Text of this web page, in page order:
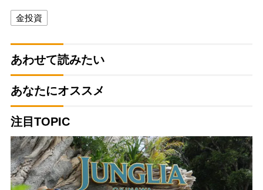
金投資
あわせて読みたい
あなたにオススメ
注目TOPIC